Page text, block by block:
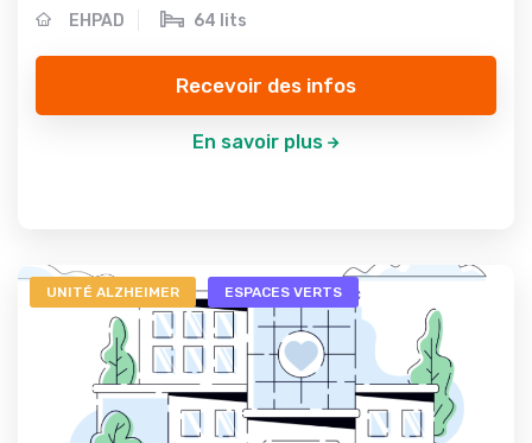
EHPAD 64 lits
Recevoir des infos
En savoir plus
UNITÉ ALZHEIMER ESPACES VERTS